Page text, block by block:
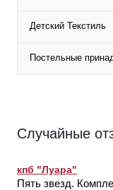
Детский Текстиль
Постельные
Случайные
кпб "Луара"
Пять звезд.